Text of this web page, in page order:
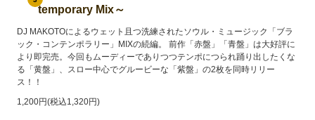
temporary Mix～
DJ MAKOTOによるウェット且つ洗練されたソウル・ミュージック「ブラ
ック・コンテンポラリー」MIXの続編。 前作「赤盤」「青盤」は大好評に
より即完売。今回もムーディーでありつつテンポにつられ踊り出したくな
る「黄盤」、スロー中心でグルービーな「紫盤」の2枚を同時リリー
ス！！
1,200円(税込1,320円)